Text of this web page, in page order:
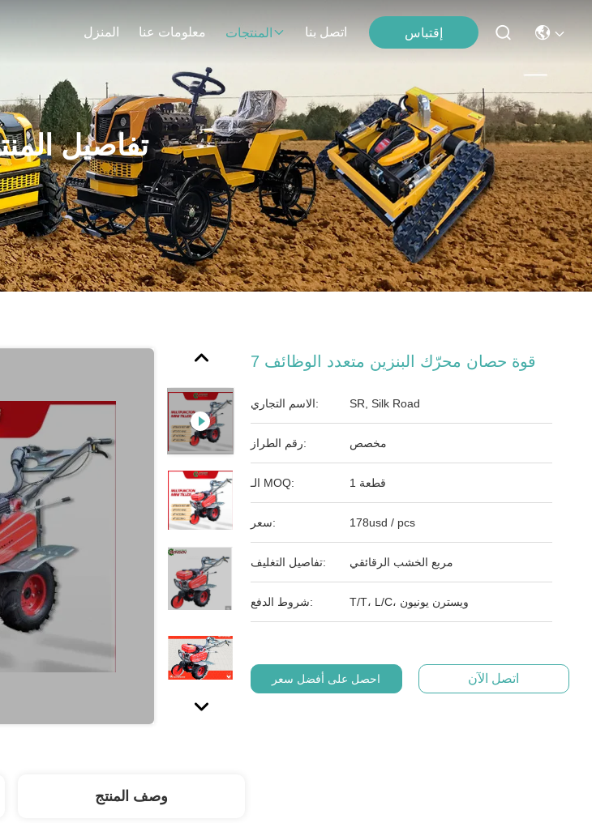
المنزل معلومات عنا المنتجات اتصل بنا إقتباس
تفاصيل
7 قوة حصان محرّك البنزين متعدد الوظائف
الاسم التجاري: SR, Silk Road
رقم الطراز: مخصص
الـ MOQ: 1 قطعة
سعر: 178usd / pcs
تفاصيل التغليف: مربع الخشب الرقائقي
شروط الدفع: T/T، L/C، ويسترن يونيون
احصل على أفضل سعر اتصل الآن
وصف المنتج